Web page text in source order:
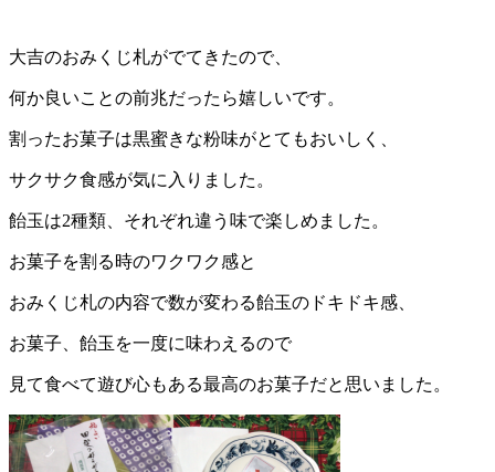
大吉のおみくじ札がでてきたので、
何か良いことの前兆だったら嬉しいです。
割ったお菓子は黒蜜きな粉味がとてもおいしく、
サクサク食感が気に入りました。
飴玉は2種類、それぞれ違う味で楽しめました。
お菓子を割る時のワクワク感と
おみくじ札の内容で数が変わる飴玉のドキドキ感、
お菓子、飴玉を一度に味わえるので
見て食べて遊び心もある最高のお菓子だと思いました。